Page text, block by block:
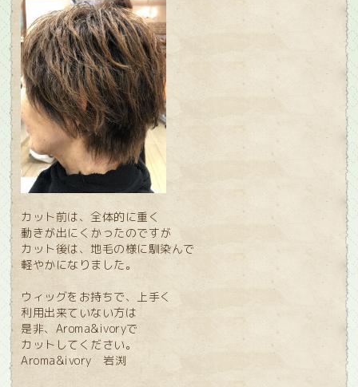
カット前は、全体的に重く
動きが出にくかったのですが
カット後は、地毛の様に馴染んで
軽やかになりました。
ウィッグをお持ちで、上手く
利用出来ていない方は
是非、Aroma&ivoryで
カットしてください。
Aroma&ivory 岩渕